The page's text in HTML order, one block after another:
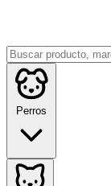
Perros